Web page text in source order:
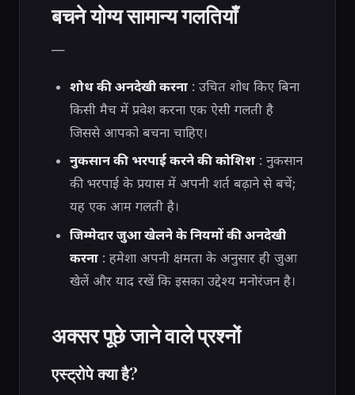
बचने योग्य सामान्य गलतियाँ
—
शोध की अनदेखी करना: उचित शोध किए बिना
किसी मैच में प्रवेश करना एक ऐसी गलती है
जिससे आपको बचना चाहिए।
नुकसान की भरपाई करने की कोशिश: नुकसान
की भरपाई के प्रयास में अपनी शर्त बढ़ाने से बचें;
यह एक आम गलती है।
जिम्मेदार जुआ खेलने के नियमों की अनदेखी
करना: हमेशा अपनी क्षमता के अनुसार ही जुआ
खेलें और याद रखें कि इसका उद्देश्य मनोरंजन है।
अक्सर पूछे जाने वाले प्रश्नों
एस्ट्रोपे क्या है?